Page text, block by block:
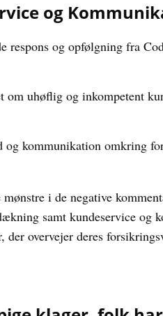
og
respons og opfølgning fra
om uhøflig og inkompetent
og kommunikation omkring
i de negative
samt kundeservice
der overvejer deres